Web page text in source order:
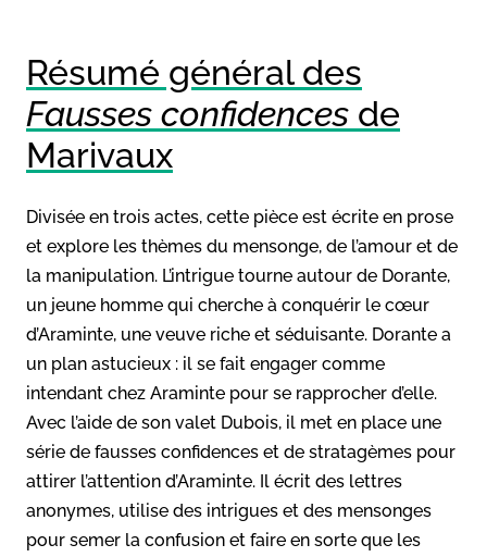
Résumé général des
Fausses confidences de
Marivaux
Divisée en trois actes, cette pièce est écrite en prose
et explore les thèmes du mensonge, de l’amour et de
la manipulation. L’intrigue tourne autour de Dorante,
un jeune homme qui cherche à conquérir le cœur
d’Araminte, une veuve riche et séduisante. Dorante a
un plan astucieux : il se fait engager comme
intendant chez Araminte pour se rapprocher d’elle.
Avec l’aide de son valet Dubois, il met en place une
série de fausses confidences et de stratagèmes pour
attirer l’attention d’Araminte. Il écrit des lettres
anonymes, utilise des intrigues et des mensonges
pour semer la confusion et faire en sorte que les